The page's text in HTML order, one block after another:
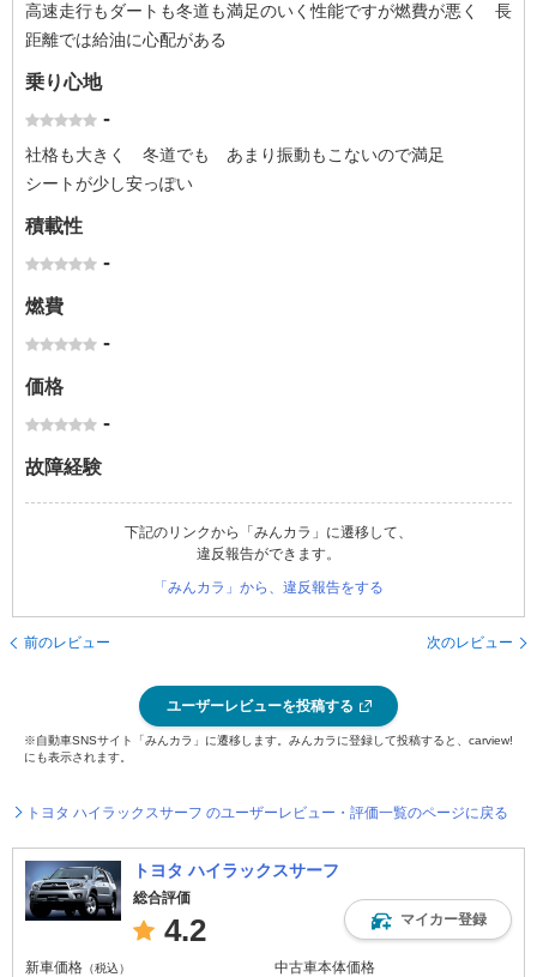
高速走行もダートも冬道も満足のいく性能ですが燃費が悪く 長
距離では給油に心配がある
乗り心地
-
社格も大きく 冬道でも あまり振動もこないので満足
シートが少し安っぽい
積載性
-
燃費
-
価格
-
故障経験
下記のリンクから「みんカラ」に遷移して、
違反報告ができます。
「みんカラ」から、違反報告をする
前のレビュー 次のレビュー
ユーザーレビューを投稿する
※自動車SNSサイト「みんカラ」に遷移します。みんカラに登録して投稿すると、carview!
にも表示されます。
トヨタ ハイラックスサーフ のユーザーレビュー・評価一覧のページに戻る
トヨタ ハイラックスサーフ
総合評価
4.2 マイカー登録
新車価格 （税込） 中古車本体価格